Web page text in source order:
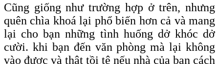
Cũng giống như trường hợp ở trên, nhưng
quên chìa khoá lại phổ biến hơn cả và mang
lại cho bạn những tình huống dở khóc dở
cười. khi bạn đến văn phòng mà lại không
vào được và thật tồi tệ nếu nhà của bạn cách